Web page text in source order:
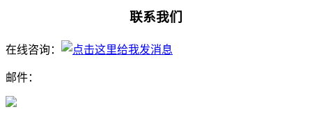
联系我们
在线咨询：
邮件：